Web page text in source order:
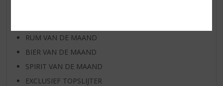
RUM VAN DE MAAND
BIER VAN DE MAAND
SPIRIT VAN DE MAAND
EXCLUSIEF TOPSLIJTER